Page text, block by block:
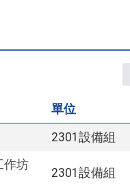
單位
2301設備組
作坊
2301設備組